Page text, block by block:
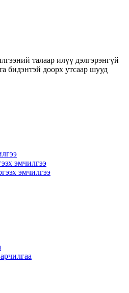
талаар илүү дэлгэрэнгүй
бидэнтэй доорх утсаар шууд
эмчилгээ
эмчилгээ